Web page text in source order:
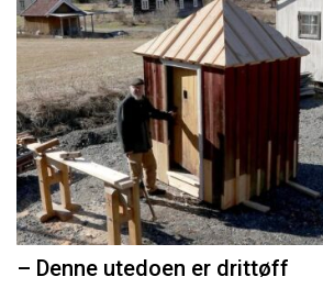
– Denne utedoen er drittøff